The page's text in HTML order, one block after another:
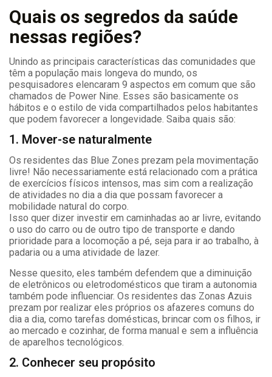
Quais os segredos da saúde
nessas regiões?
Unindo as principais características das comunidades que
têm a população mais longeva do mundo, os
pesquisadores elencaram 9 aspectos em comum que são
chamados de Power Nine. Esses são basicamente os
hábitos e o estilo de vida compartilhados pelos habitantes
que podem favorecer a longevidade. Saiba quais são:
1. Mover-se naturalmente
Os residentes das Blue Zones prezam pela movimentação
livre! Não necessariamente está relacionado com a prática
de exercícios físicos intensos, mas sim com a realização
de atividades no dia a dia que possam favorecer a
mobilidade natural do corpo.
Isso quer dizer investir em caminhadas ao ar livre, evitando
o uso do carro ou de outro tipo de transporte e dando
prioridade para a locomoção a pé, seja para ir ao trabalho, à
padaria ou a uma atividade de lazer.
Nesse quesito, eles também defendem que a diminuição
de eletrônicos ou eletrodomésticos que tiram a autonomia
também pode influenciar. Os residentes das Zonas Azuis
prezam por realizar eles próprios os afazeres comuns do
dia a dia, como tarefas domésticas, brincar com os filhos, ir
ao mercado e cozinhar, de forma manual e sem a influência
de aparelhos tecnológicos.
2. Conhecer seu propósito